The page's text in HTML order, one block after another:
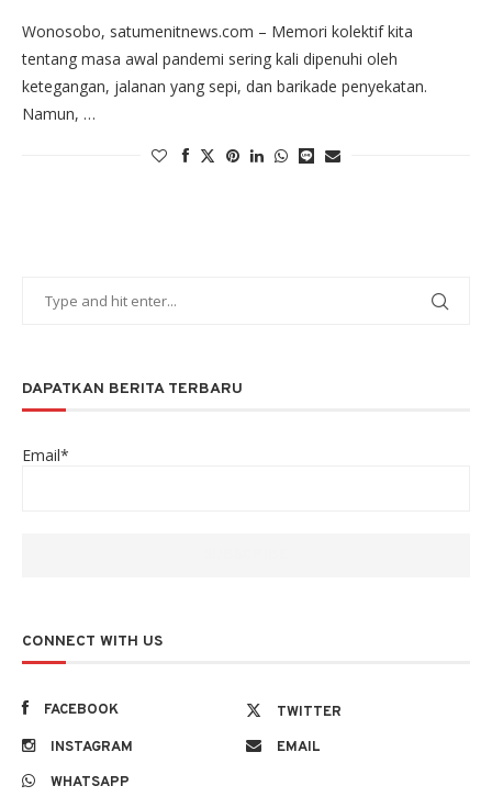
Wonosobo, satumenitnews.com – Memori kolektif kita
tentang masa awal pandemi sering kali dipenuhi oleh
ketegangan, jalanan yang sepi, dan barikade penyekatan.
Namun, …
DAPATKAN BERITA TERBARU
Email*
CONNECT WITH US
FACEBOOK
TWITTER
INSTAGRAM
EMAIL
WHATSAPP